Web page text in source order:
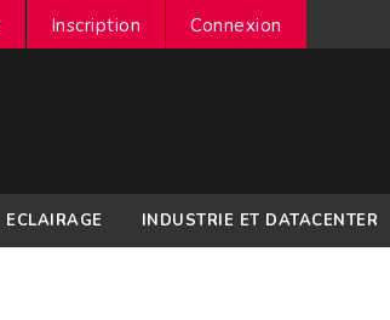
Inscription Connexion
ECLAIRAGE INDUSTRIE ET DATACENTER